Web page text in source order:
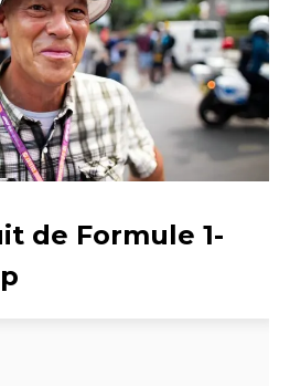
de Formule 1-